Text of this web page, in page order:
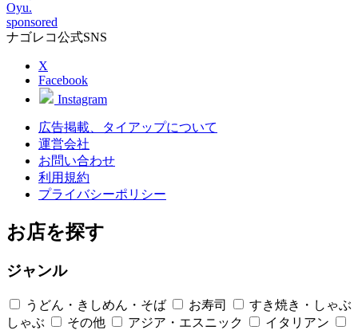
Oyu.
sponsored
ナゴレコ公式SNS
X
Facebook
Instagram
広告掲載、タイアップについて
運営会社
お問い合わせ
利用規約
プライバシーポリシー
お店を探す
ジャンル
うどん・きしめん・そば お寿司
すき焼き・しゃぶ
しゃぶ
その他 アジア・エスニック
イタリアン